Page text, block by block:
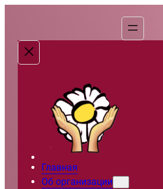
содержимому
Главная
Об организации